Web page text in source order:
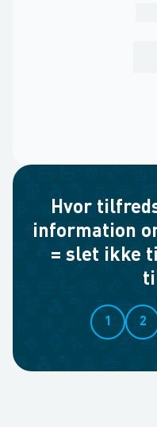
Hvor
information
= slet ikke
1 2